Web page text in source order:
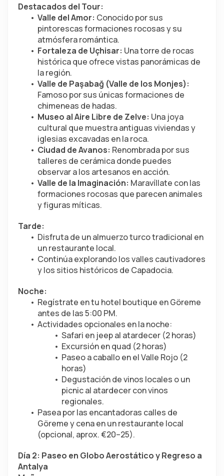
Destacados del Tour:
Valle del Amor: Conocido por sus
pintorescas formaciones rocosas y su
atmósfera romántica.
Fortaleza de Uçhisar: Una torre de rocas
histórica que ofrece vistas panorámicas de
la región.
Valle de Paşabağ (Valle de los Monjes):
Famoso por sus únicas formaciones de
chimeneas de hadas.
Museo al Aire Libre de Zelve: Una joya
cultural que muestra antiguas viviendas y
iglesias excavadas en la roca.
Ciudad de Avanos: Renombrada por sus
talleres de cerámica donde puedes
observar a los artesanos en acción.
Valle de la Imaginación: Maravíllate con las
formaciones rocosas que parecen animales
y figuras míticas.
Tarde:
Disfruta de un almuerzo turco tradicional en
un restaurante local.
Continúa explorando los valles cautivadores
y los sitios históricos de Capadocia.
Noche:
Regístrate en tu hotel boutique en Göreme
antes de las 5:00 PM.
Actividades opcionales en la noche:
Safari en jeep al atardecer (2 horas)
Excursión en quad (2 horas)
Paseo a caballo en el Valle Rojo (2
horas)
Degustación de vinos locales o un
picnic al atardecer con vinos
regionales.
Pasea por las encantadoras calles de
Göreme y cena en un restaurante local
(opcional, aprox. €20–25).
Día 2: Paseo en Globo Aerostático y Regreso a
Antalya